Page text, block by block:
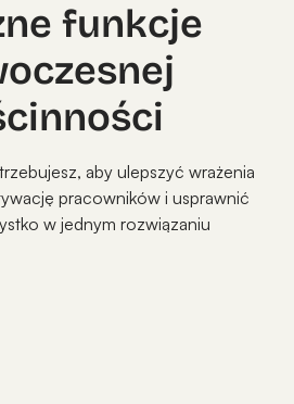
funkcje
aby ulepszyć wrażenia
pracowników i usprawnić
w jednym rozwiązaniu